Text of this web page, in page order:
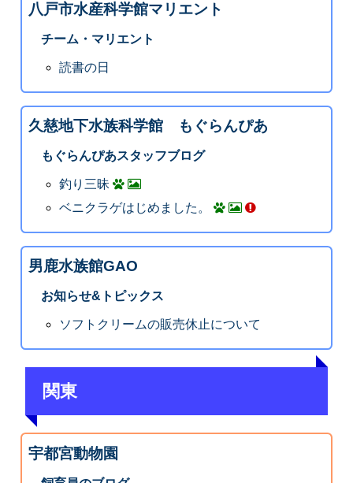
八戸市水産科学館マリエント
チーム・マリエント
読書の日
久慈地下水族科学館 もぐらんぴあ
もぐらんぴあスタッフブログ
釣り三昧
ベニクラゲはじめました。
男鹿水族館GAO
お知らせ&トピックス
ソフトクリームの販売休止について
関東
宇都宮動物園